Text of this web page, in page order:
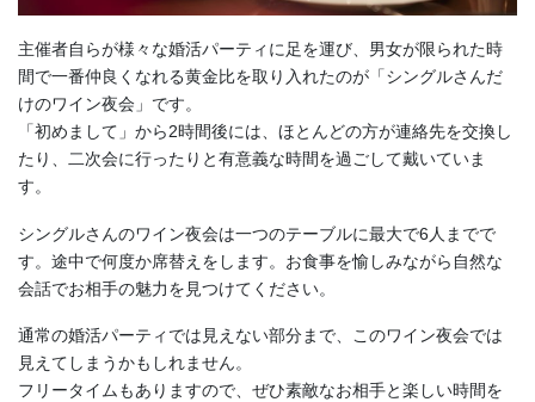
主催者自らが様々な婚活パーティに足を運び、男女が限られた時
間で一番仲良くなれる黄金比を取り入れたのが「シングルさんだ
けのワイン夜会」です。
「初めまして」から2時間後には、ほとんどの方が連絡先を交換し
たり、二次会に行ったりと有意義な時間を過ごして戴いていま
す。
シングルさんのワイン夜会は一つのテーブルに最大で6人までで
す。途中で何度か席替えをします。お食事を愉しみながら自然な
会話でお相手の魅力を見つけてください。
通常の婚活パーティでは見えない部分まで、このワイン夜会では
見えてしまうかもしれません。
フリータイムもありますので、ぜひ素敵なお相手と楽しい時間を